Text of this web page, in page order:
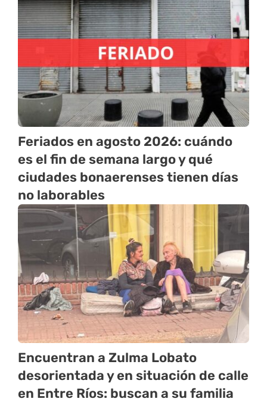
Feriados en agosto 2026: cuándo
es el fin de semana largo y qué
ciudades bonaerenses tienen días
no laborables
Encuentran a Zulma Lobato
desorientada y en situación de calle
en Entre Ríos: buscan a su familia